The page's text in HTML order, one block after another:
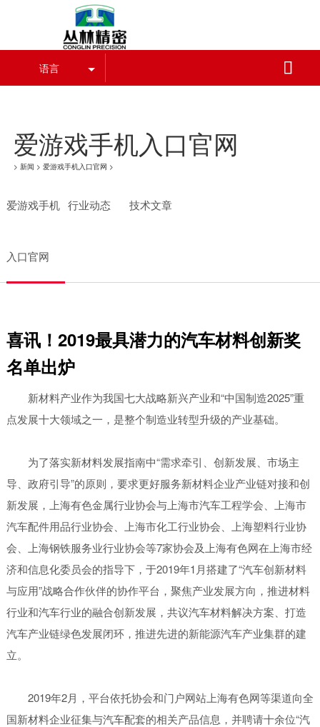
爱游戏手机入口官网

语言
爱游戏手机入口官网
> 新闻 > 爱游戏手机入口官网 >
爱游戏手机
入口官网
行业动态 技术文章
喜讯！2019最具潜力的汽车材料创新奖
名单出炉
新材料产业作为我国七大战略新兴产业和“中国制造2025”重
点发展十大领域之一，是整个制造业转型升级的产业基础。
为了落实新材料发展指南中“需求牵引、创新发展、市场主
导、政府引导”的原则，要求更好服务新材料企业产业链对接和创
新发展，上海有色金属行业协会与上海市汽车工程学会、上海市
汽车配件用品行业协会、上海市化工行业协会、上海塑料行业协
会、上海钢铁服务业行业协会等7家协会及上海有色网在上海市经
济和信息化委员会的指导下，于2019年1月搭建了“汽车创新材料
与应用”战略合作伙伴的协作平台，聚焦产业发展方向，推进材料
行业和汽车行业的融合创新发展，共议汽车材料解决方案、打造
汽车产业链绿色发展闭环，推进先进的新能源汽车产业集群的建
立。
2019年2月，平台依托协会和门户网站上海有色网等渠道向全
国新材料企业征集与汽车配套的相关产品信息，并聘请十余位“汽